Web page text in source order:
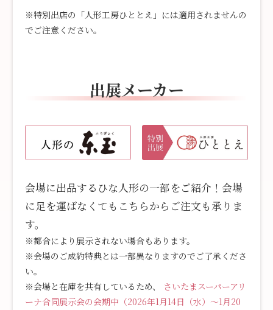
※特別出店の「人形工房ひととえ」には適用されませんの
でご注意ください。
出展メーカー
会場に出品するひな人形の一部をご紹介！会場
に足を運ばなくてもこちらからご注文も承りま
す。
※都合により展示されない場合もあります。
※会場のご成約特典とは一部異なりますのでご了承くださ
い。
※会場と在庫を共有しているため、
さいたまスーパーアリ
ーナ合同展示会の会期中（2026年1月14日（水）～1月20